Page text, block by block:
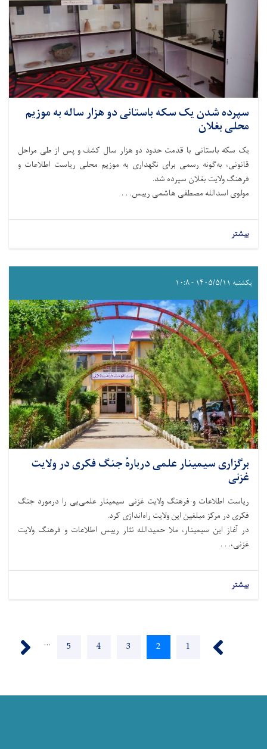
سپرده شدن یک سکه باستانی دو هزار ساله به موزیم
محلی بغلان
یک سکه باستانی با قدمت حدود دو هزار سال کشف و پس از طی مراحل
قانونی، به‌گونه رسمی برای نگهداری به موزیم محلی ریاست اطلاعات و
فرهنگ ولایت بغلان سپرده شد.
مولوی اسدالله مصطفی هاشمی رییس. . .
بیشتر
یکشنبه ۱۴۰۵/۵/۱۱ - ۱۰:۸
برگزاری سیمینار علمی دربارهٔ جنگ فکری در ولایت
غزنی
ریاست اطلاعات و فرهنگ ولایت غزنی سیمینار علمی‌‌یی را درمورد جنگ
فکری در مرکز مبلغین این ولایت راه‌اندازی کرد.
در آغاز این سیمینار، ملا حمیدالله نثار رییس اطلاعات و فرهنگ ولایت
غزنی،. . .
بیشتر
Page
1
Current
2
Page
3
Page
4
Page
5
…